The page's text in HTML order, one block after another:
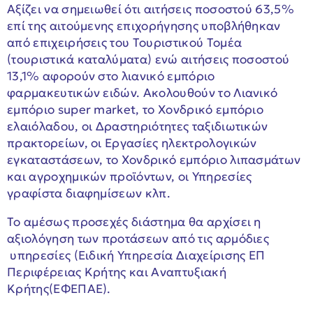
Αξίζει να σημειωθεί ότι αιτήσεις ποσοστού 63,5%
επί της αιτούμενης επιχορήγησης υποβλήθηκαν
από επιχειρήσεις του Τουριστικού Τομέα
(τουριστικά καταλύματα) ενώ αιτήσεις ποσοστού
13,1% αφορούν στο λιανικό εμπόριο
φαρμακευτικών ειδών. Ακολουθούν το Λιανικό
εμπόριο super market, το Χονδρικό εμπόριο
ελαιόλαδου, οι Δραστηριότητες ταξιδιωτικών
πρακτορείων, οι Εργασίες ηλεκτρολογικών
εγκαταστάσεων, το Χονδρικό εμπόριο λιπασμάτων
και αγροχημικών προϊόντων, οι Υπηρεσίες
γραφίστα διαφημίσεων κλπ.
Το αμέσως προσεχές διάστημα θα αρχίσει η
αξιολόγηση των προτάσεων από τις αρμόδιες
υπηρεσίες (Ειδική Υπηρεσία Διαχείρισης ΕΠ
Περιφέρειας Κρήτης και Αναπτυξιακή
Κρήτης(ΕΦΕΠΑΕ).